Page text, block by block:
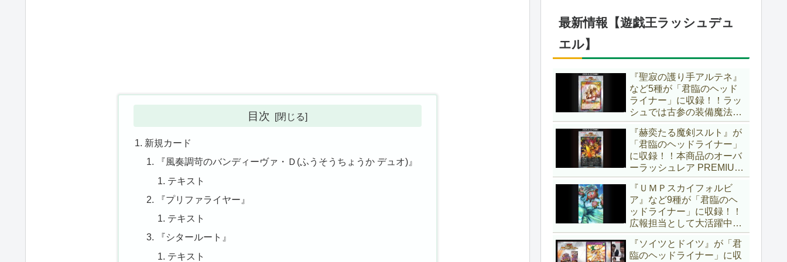
目次
新規カード
『風奏調苛のバンディーヴァ・Ｄ(ふうそうちょうか デュオ)』
テキスト
『プリファライヤー』
テキスト
『シタールート』
テキスト
でしたし、それを再現する
のかな？【遊戯王OCG】
最新情報【遊戯王ラッシュデュ
エル】
『聖寂の護り手アルテネ』
など5種が「君臨のヘッド
ライナー」に収録！！ラッ
シュでは古参の装備魔法
『アルテネの加護』がテー
マ化！！3種のユニオンが
存在し、天使族では汎用的
なサポーターとなります
ね！！【遊戯王ラッシュデ
ュエル】
『赫奕たる魔剣スルト』が
「君臨のヘッドライナー」
に収録！！本商品のオーバ
ーラッシュレア PREMIUM
BLACK Ver.枠！！初の下級
モンスターで、「ヘルシ
ィ」と相性抜群なバウンス
効果持ちです！！【遊戯王
ラッシュデュエル】
『ＵＭＰスカイフォルビ
ア』など9種が「君臨のヘ
ッドライナー」に収録！！
広報担当として大活躍中の
『ラワン冒険隊』がテーマ
化！！まさかのユニオンテ
ーマですし、関連カードも
『ソイツとドイツ』が「君
臨のヘッドライナー」に収